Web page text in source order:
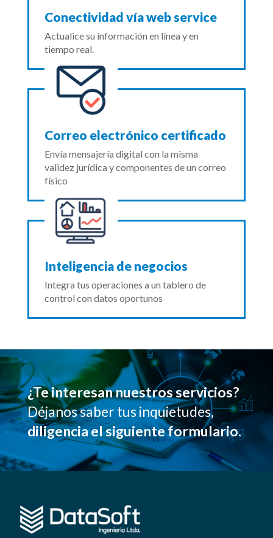
Conectividad vía web service
Actualice su información en línea y en
tiempo real.
Correo electrónico certificado
Envía mensajería digital con la misma
validez jurídica y componentes de un correo
físico
Inteligencia de negocios
Integra tus operaciones a un tablero de
control con datos oportunos
¿Te interesan nuestros servicios?
Déjanos saber tus inquietudes,
diligencia el siguiente formulario.